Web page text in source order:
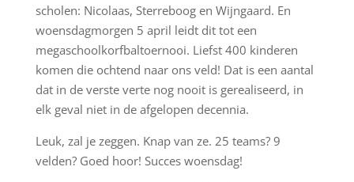
scholen: Nicolaas, Sterreboog en Wijngaard. En
woensdagmorgen 5 april leidt dit tot een
megaschoolkorfbaltoernooi. Liefst 400 kinderen
komen die ochtend naar ons veld! Dat is een aantal
dat in de verste verte nog nooit is gerealiseerd, in
elk geval niet in de afgelopen decennia.
Leuk, zal je zeggen. Knap van ze. 25 teams? 9
velden? Goed hoor! Succes woensdag!